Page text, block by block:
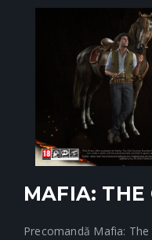
MAFIA: THE
Precomandă Mafia: